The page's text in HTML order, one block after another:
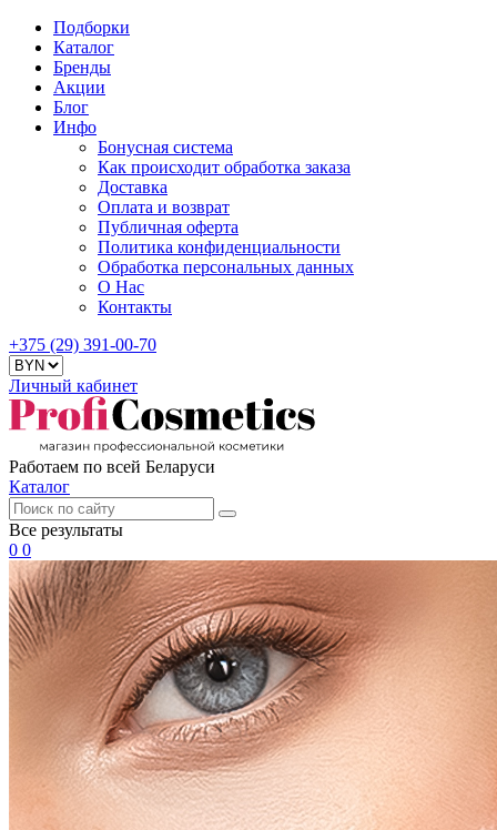
Подборки
Каталог
Бренды
Акции
Блог
Инфо
Бонусная система
Как происходит обработка заказа
Доставка
Оплата и возврат
Публичная оферта
Политика конфиденциальности
Обработка персональных данных
О Нас
Контакты
+375 (29) 391-00-70
Личный кабинет
Работаем по всей Беларуси
Каталог
Все результаты
0 0